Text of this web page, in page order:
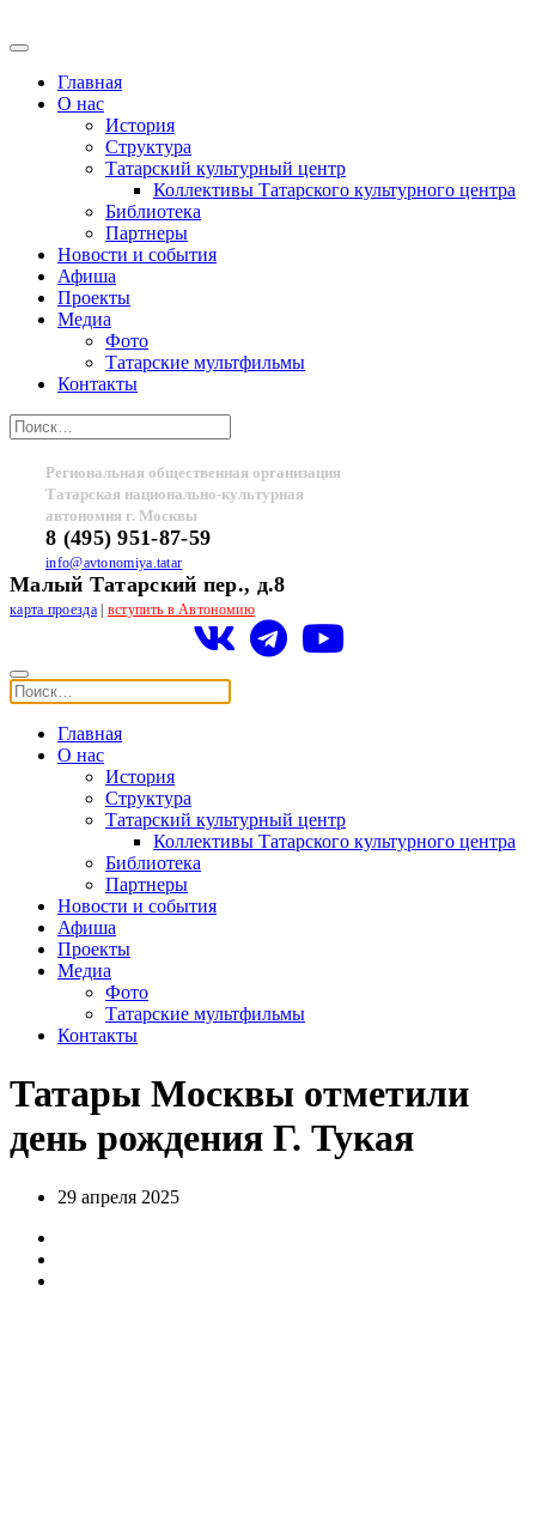
Главная
О нас
История
Структура
Татарский культурный центр
Коллективы Татарского культурного центра
Библиотека
Партнеры
Новости и события
Афиша
Проекты
Медиа
Фото
Татарские мультфильмы
Контакты
Региональная общественная организация
Татарская национально-культурная
автономия г. Москвы
8 (495) 951-87-59
info@avtonomiya.tatar
Малый Татарский пер., д.8
карта проезда| вступить в Автономию
Главная
О нас
История
Структура
Татарский культурный центр
Коллективы Татарского культурного центра
Библиотека
Партнеры
Новости и события
Афиша
Проекты
Медиа
Фото
Татарские мультфильмы
Контакты
Татары Москвы отметили
день рождения Г. Тукая
29 апреля 2025